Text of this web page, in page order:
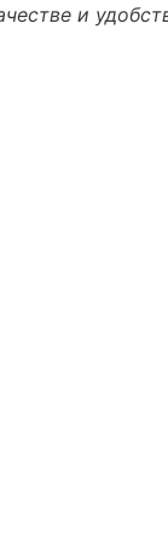
и